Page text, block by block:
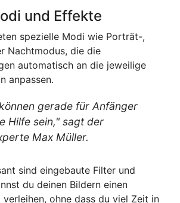
und Effekte
spezielle Modi wie Porträt-,
Nachtmodus, die die
automatisch an die jeweilige
anpassen.
gerade für Anfänger
Hilfe sein," sagt der
Max Müller.
sind eingebaute Filter und
du deinen Bildern einen
ohne dass du viel Zeit in